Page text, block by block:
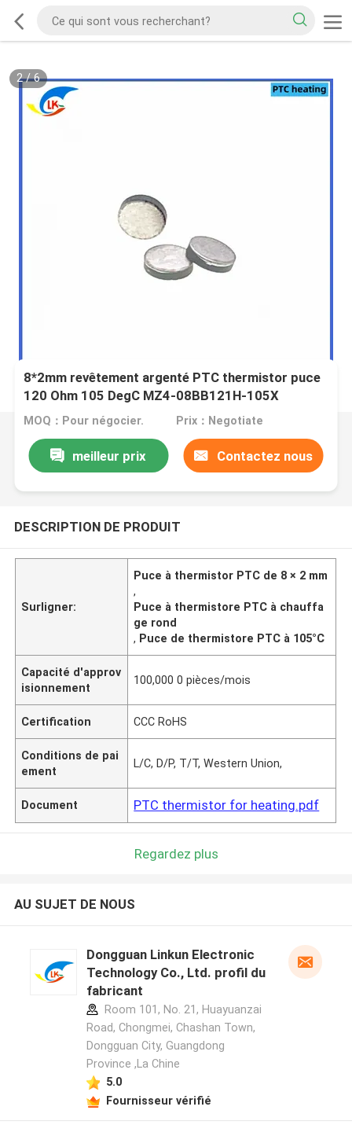
2/6
8*2mm revêtement argenté PTC thermistor puce
120 Ohm 105 DegC MZ4-08BB121H-105X
élément de chauffage rond
MOQ：Pour négocier. Prix：Negotiate
meilleur prix Contactez nous
DESCRIPTION DE PRODUIT
Surligner:
Puce à thermistor PTC de 8 × 2 mm
,
Puce à thermistore PTC à chauffa
ge rond
, Puce de thermistore PTC à 105°C
Capacité d'approv
isionnement
100,000 0 pièces/mois
Certification CCC RoHS
Conditions de pai
ement
L/C, D/P, T/T, Western Union,
Document PTC thermistor for heating.pdf
Regardez plus
AU SUJET DE NOUS
Dongguan Linkun Electronic
Technology Co., Ltd. profil du
fabricant
Room 101, No. 21, Huayuanzai
Road, Chongmei, Chashan Town,
Dongguan City, Guangdong
Province ,La Chine
5.0
Fournisseur vérifié